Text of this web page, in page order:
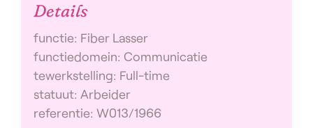
Details
functie: Fiber Lasser
functiedomein: Communicatie
tewerkstelling: Full-time
statuut: Arbeider
referentie: W013/1966